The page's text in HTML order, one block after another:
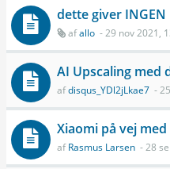
dette giver INGEN
afallo - 29 nov 2021,
AI Upscaling med
afdisqus_YDl2jLkae7 -
Xiaomi på vej med
afRasmus Larsen - 28